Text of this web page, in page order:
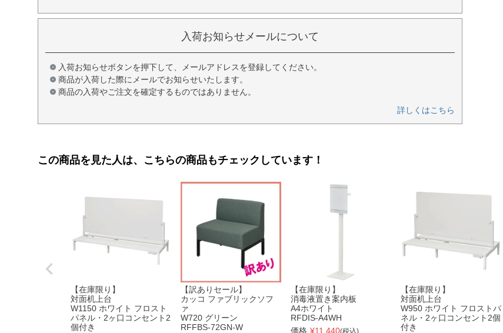
入荷お知らせメールについて
入荷お知らせボタンを押下して、メールアドレスを登録してください。
商品が入荷した際にメールでお知らせいたします。
商品の入荷やご注文を確定するものではありません。
詳しくはこちら
この商品を見た人は、こちらの商品もチェックしています！
【在庫限り】
対面机上台
W1150 ホワイト フロスト
パネル・2ヶ口コンセント2
個付き
【訳ありセール】
カッコ ファブリックソフ
ァ
W720 グリーン
RFFBS-72GN-W
【在庫限り】
消毒液置き案内板
A4ホワイト
RFDIS-A4WH
価格 ¥11,440
【在庫限り】
対面机上台
W950 ホワイト フロストパ
ネル・2ヶ口コンセント2個
付き